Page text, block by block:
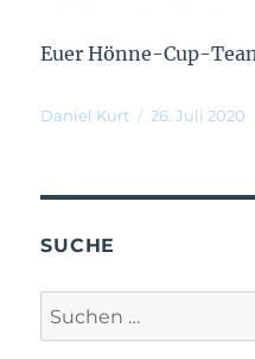
Euer Hönne-Cup-
Daniel Kurt 26. Juli 2020
SUCHE